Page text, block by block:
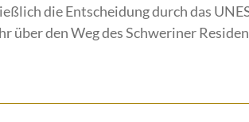
die Entscheidung durch das
über den Weg des Schweriner